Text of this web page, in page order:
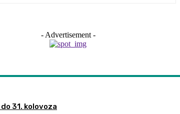
- Advertisement -
31. kolovoza